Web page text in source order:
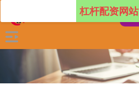
杠杆配资网站